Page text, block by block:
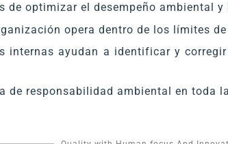
de optimizar el desempeño ambiental y
opera dentro de los límites
internas ayudan a identificar y
de responsabilidad ambiental en toda